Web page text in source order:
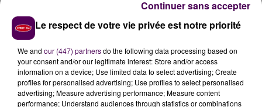
deux sens juste après l'accident, la circulation a pu
reprendre progressivement ce mercredi 16 octobre.
En attendant, l'important trafic de cet axe autoroutier
Paris - Bordeaux s'est déporté sur un réseau
secondaire qui s'est vite retrouvé saturé. Bon nombre
de conducteurs de poids-lourd ont d'ailleurs choisi de
stationner leurs véhicules sur plusieurs parkings
Le respect de votre vie privée est notre priorité
We and our (447) partnersdo the following data processing based on
your consent and/or our legitimate interest: Store and/or access
information on a device; Use limited data to select advertising; Create
profiles for personalised advertising; Use profiles to select personalised
advertising; Measure advertising performance; Measure content
performance; Understand audiences through statistics or combinations
Continuer sans accepter